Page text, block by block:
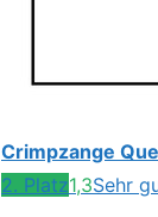
Crimpzange
2. Platz1,3Sehr